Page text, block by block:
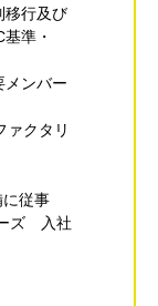
移行及び
準・
メンバー
クタリ
従事
ズ 入社